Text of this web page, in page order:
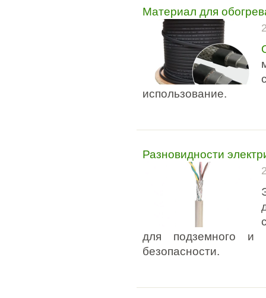
Материал для
использование.
Разновидности
для подземного и
безопасности.